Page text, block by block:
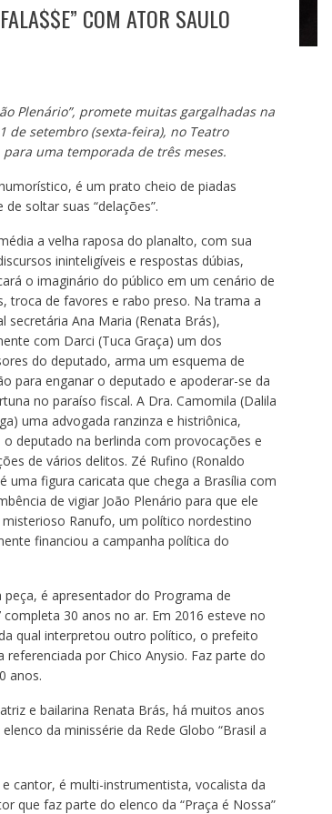
COM ATOR SAULO
Plenário”, promete muitas gargalhadas na
de setembro (sexta-feira), no Teatro
uma temporada de três meses.
é um prato cheio de piadas
soltar suas “delações”.
a velha raposa do planalto, com sua
ininteligíveis e respostas dúbias,
o imaginário do público em um cenário de
troca de favores e rabo preso. Na trama a
secretária Ana Maria (Renata Brás),
com Darci (Tuca Graça) um dos
do deputado, arma um esquema de
para enganar o deputado e apoderar-se da
no paraíso fiscal. A Dra. Camomila (Dalila
uma advogada ranzinza e histriônica,
o deputado na berlinda com provocações e
de vários delitos. Zé Rufino (Ronaldo
uma figura caricata que chega a Brasília com
de vigiar João Plenário para que ele
Ranufo, um político nordestino
financiou a campanha política do
é apresentador do Programa de
30 anos no ar. Em 2016 esteve no
qual interpretou outro político, o prefeito
por Chico Anysio. Faz parte do
anos.
e bailarina Renata Brás, há muitos anos
da minissérie da Rede Globo “Brasil a
cantor, é multi-instrumentista, vocalista da
que faz parte do elenco da “Praça é Nossa”